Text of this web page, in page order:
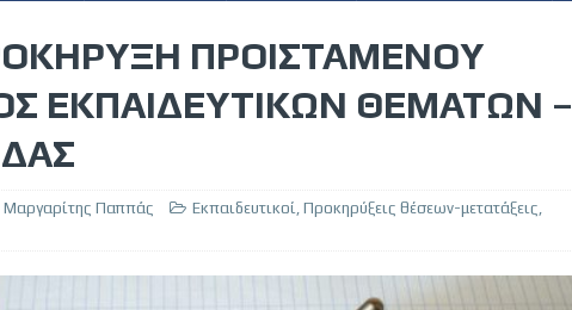
ΠΡΟΙΣΤΑΜΕΝΟΥ
ΕΚΠΑΙΔΕΥΤΙΚΩΝ ΘΕΜΑΤΩΝ –
Μαργαρίτης Παππάς Εκπαιδευτικοί, Προκηρύξεις θέσεων-μετατάξεις,